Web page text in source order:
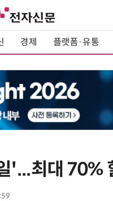
경제 플랫폼·유통
'...최대 70%